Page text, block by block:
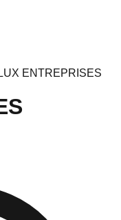
LUX ENTREPRISES